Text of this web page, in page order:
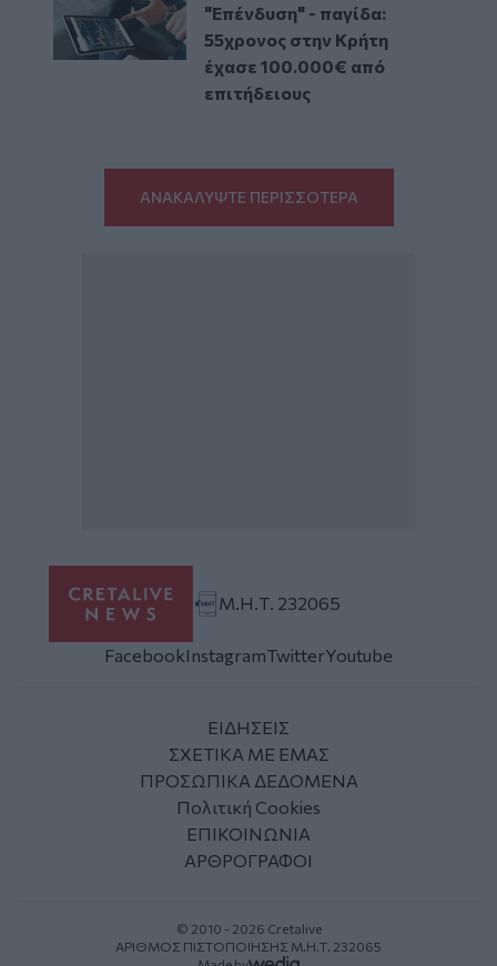
"Επένδυση" - παγίδα:
55χρονος στην Κρήτη
έχασε 100.000€ από
επιτήδειους
ΑΝΑΚΑΛΥΨΤΕ ΠΕΡΙΣΣΟΤΕΡΑ
Μ.Η.Τ. 232065
FacebookInstagramTwitterYoutube
ΕΙΔΗΣΕΙΣ
ΣΧΕΤΙΚΑ ΜΕ ΕΜΑΣ
ΠΡΟΣΩΠΙΚΑ ΔΕΔΟΜΕΝΑ
Πολιτική Cookies
ΕΠΙΚΟΙΝΩΝΙΑ
ΑΡΘΡΟΓΡΑΦΟΙ
© 2010 - 2026 Cretalive
ΑΡΙΘΜΟΣ ΠΙΣΤΟΠΟΙΗΣΗΣ Μ.Η.Τ. 232065